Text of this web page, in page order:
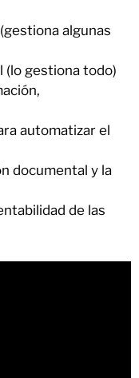
algunas
(lo gestiona todo)
automatizar el
documental y la
de las